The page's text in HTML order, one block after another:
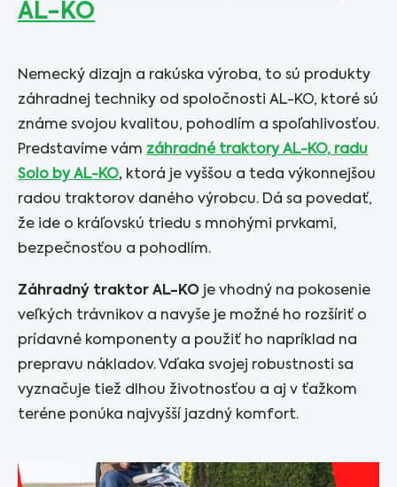
AL-KO
Nemecký dizajn a rakúska výroba, to sú produkty
záhradnej techniky od spoločnosti AL-KO, ktoré sú
známe svojou kvalitou, pohodlím a spoľahlivosťou.
Predstavíme vám záhradné traktory AL-KO, radu
Solo by AL-KO, ktorá je vyššou a teda výkonnejšou
radou traktorov daného výrobcu. Dá sa povedať,
že ide o kráľovskú triedu s mnohými prvkami,
bezpečnosťou a pohodlím.
Záhradný traktor AL-KO je vhodný na pokosenie
veľkých trávnikov a navyše je možné ho rozšíriť o
prídavné komponenty a použiť ho napríklad na
prepravu nákladov. Vďaka svojej robustnosti sa
vyznačuje tiež dlhou životnosťou a aj v ťažkom
teréne ponúka najvyšší jazdný komfort.